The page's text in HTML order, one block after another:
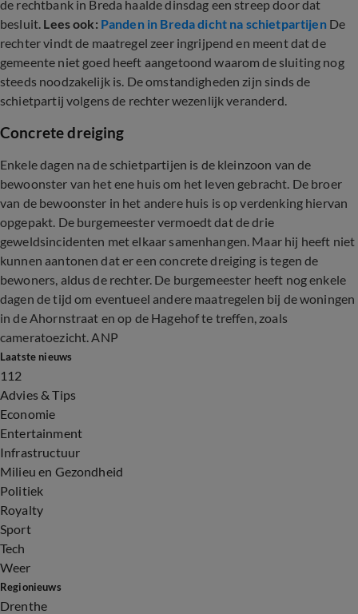
de rechtbank in Breda haalde dinsdag een streep door dat
besluit. Lees ook: Panden in Breda dicht na schietpartijenDe
rechter vindt de maatregel zeer ingrijpend en meent dat de
gemeente niet goed heeft aangetoond waarom de sluiting nog
steeds noodzakelijk is. De omstandigheden zijn sinds de
schietpartij volgens de rechter wezenlijk veranderd.
Concrete dreiging
Enkele dagen na de schietpartijen is de kleinzoon van de
bewoonster van het ene huis om het leven gebracht. De broer
van de bewoonster in het andere huis is op verdenking hiervan
opgepakt. De burgemeester vermoedt dat de drie
geweldsincidenten met elkaar samenhangen. Maar hij heeft niet
kunnen aantonen dat er een concrete dreiging is tegen de
bewoners, aldus de rechter. De burgemeester heeft nog enkele
dagen de tijd om eventueel andere maatregelen bij de woningen
in de Ahornstraat en op de Hagehof te treffen, zoals
cameratoezicht. ANP
Laatste nieuws
112
Advies & Tips
Economie
Entertainment
Infrastructuur
Milieu en Gezondheid
Politiek
Royalty
Sport
Tech
Weer
Regionieuws
Drenthe